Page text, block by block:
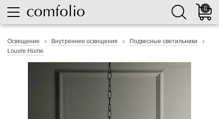
0
Освещение Внутреннее освещение
Подвесные светильники
Louvre Home